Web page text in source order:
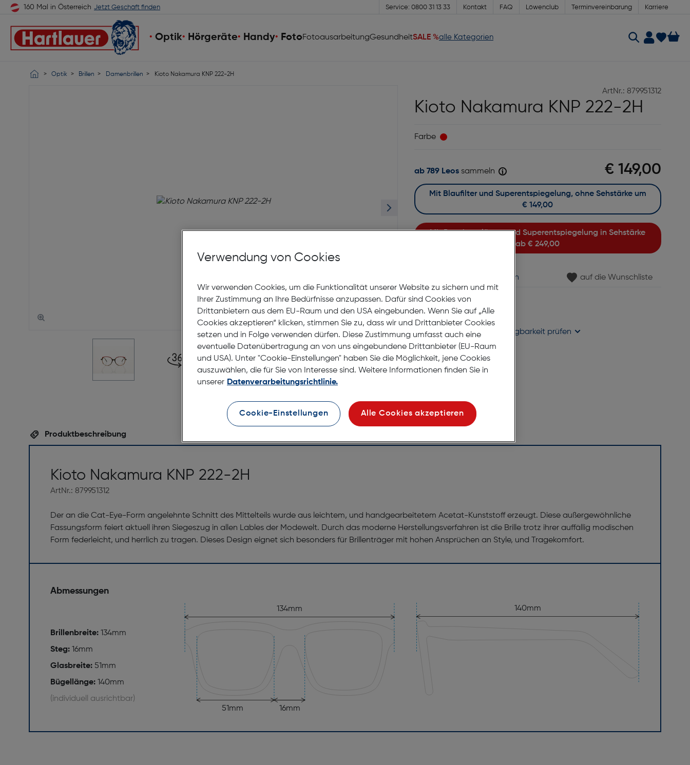
160 Mal in Österreich Jetzt Geschäft finden Service: 0800 31 13 33 Kontakt FAQ Löwenclub Terminvereinbarung Karriere
Optik Hörgeräte Handy FotoFotoausarbeitungGesundheitSALE %alle Kategorien
Optik Brillen Damenbrillen Kioto Nakamura KNP 222-2H
Online
anprobieren
ArtNr.: 879951312
Kioto Nakamura KNP 222-2H
Farbe
€ 149,00
ab 789 Leossammeln
Mit Premiumgläsern und Superentspiegelung in Sehstärke
ab€ 249,00
€ 149,00
Jetzt Termin vereinbaren auf die Wunschliste
Nicht lagernd
Nach Hause liefern
Selbstabholung in
Verfügbarkeit prüfen
Produktbeschreibung
Kioto Nakamura KNP 222-2H
ArtNr.: 879951312
Der an die Cat-Eye-Form angelehnte Schnitt des Mittelteils wurde aus leichtem, und handgearbeitetem Acetat-Kunststoff erzeugt. Diese außergewöhnliche
Fassungsform feiert aktuell ihren Siegeszug in allen Lables der Modewelt. Durch das moderne Herstellungsverfahren ist die Brille trotz ihrer auffällig modischen
Form federleicht, und herrlich zu tragen. Dieses Design eignet sich besonders für Brillenträger mit hohen Ansprüchen an Style, und Tragekomfort.
Abmessungen
Brillenbreite: 134mm
Steg: 16mm
Glasbreite: 51mm
Bügellänge: 140mm
(individuell ausrichtbar)
134mm
16mm
51mm
140mm
Verwendung von Cookies
Wir verwenden Cookies, um die Funktionalität unserer Website zu sichern und mit
Ihrer Zustimmung an Ihre Bedürfnisse anzupassen. Dafür sind Cookies von
Drittanbietern aus dem EU-Raum und den USA eingebunden. Wenn Sie auf „Alle
Cookies akzeptieren“ klicken, stimmen Sie zu, dass wir und Drittanbieter Cookies
setzen und in Folge verwenden dürfen. Diese Zustimmung umfasst auch eine
eventuelle Datenübertragung an von uns eingebundene Drittanbieter (EU-Raum
und USA). Unter "Cookie-Einstellungen" haben Sie die Möglichkeit, jene Cookies
auszuwählen, die für Sie von Interesse sind. Weitere Informationen finden Sie in
unserer Datenverarbeitungsrichtlinie.
Cookie-Einstellungen Alle Cookies akzeptieren